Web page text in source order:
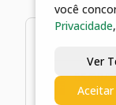
05/08/
você
Privacidade,
Ver